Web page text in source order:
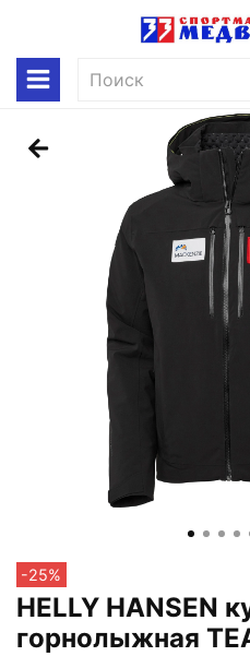
-25%
HELLY HANSEN
горнолыжная